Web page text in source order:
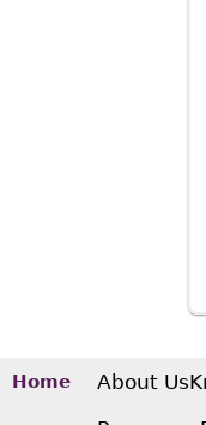
Home About Us